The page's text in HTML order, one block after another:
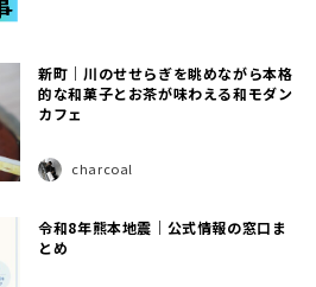
新町｜川のせせらぎを眺めながら本格
的な和菓子とお茶が味わえる和モダン
カフェ
charcoal
令和8年熊本地震｜公式情報の窓口ま
とめ